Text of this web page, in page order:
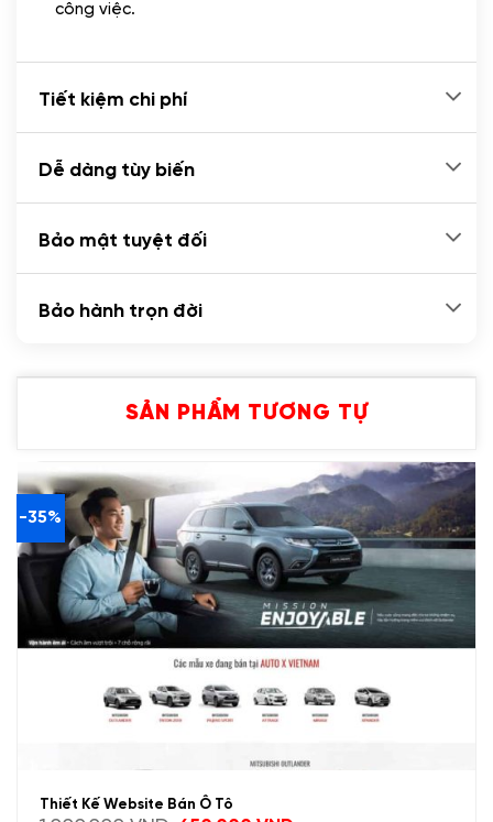
công việc.
Tiết kiệm chi phí
Dễ dàng tùy biến
Bảo mật tuyệt đối
Bảo hành trọn đời
SẢN PHẨM TƯƠNG TỰ
-35%
Thiết Kế Website Bán Ô Tô